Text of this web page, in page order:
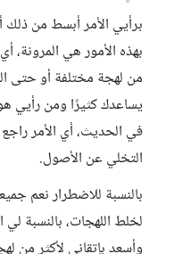
برأيي الأمر أبسط من
بهذه الأمور هي المرونة،
من لهجة مختلفة أو حتى
يساعدك كثيرًا ومن رأيي
التخلي عن الأصول.
بالنسبة للاضطرار نعم
لخلط اللهجات، بالنسبة